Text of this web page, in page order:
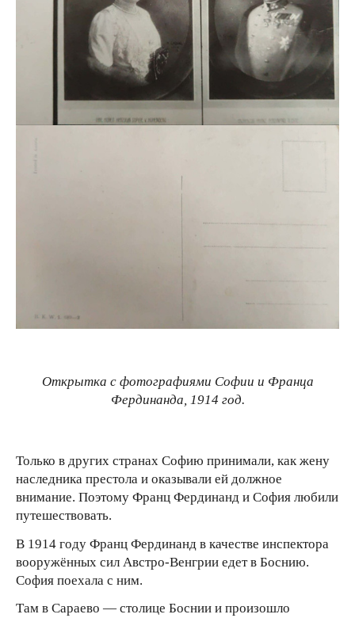
Открытка с фотографиями Софии и Франца
Фердинанда, 1914 год.
Только в других странах Софию принимали, как жену
наследника престола и оказывали ей должное
внимание. Поэтому Франц Фердинанд и София любили
путешествовать.
В 1914 году Франц Фердинанд в качестве инспектора
вооружённых сил Австро-Венгрии едет в Боснию.
София поехала с ним.
Там в Сараево — столице Боснии и произошло